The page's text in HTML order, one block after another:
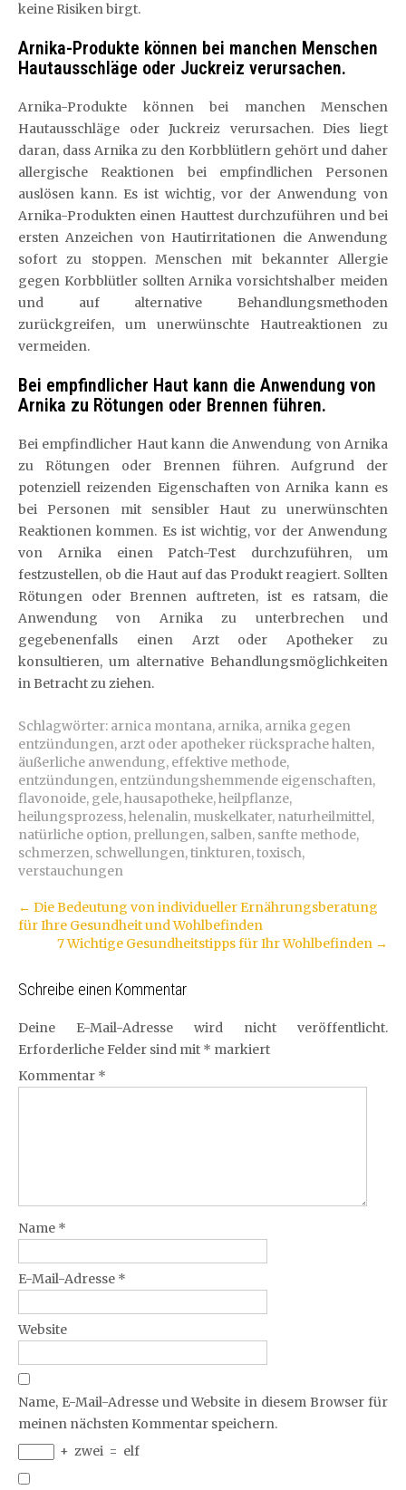
keine Risiken birgt.
Arnika-Produkte können bei manchen Menschen
Hautausschläge oder Juckreiz verursachen.
Arnika-Produkte können bei manchen Menschen
Hautausschläge oder Juckreiz verursachen. Dies liegt
daran, dass Arnika zu den Korbblütlern gehört und daher
allergische Reaktionen bei empfindlichen Personen
auslösen kann. Es ist wichtig, vor der Anwendung von
Arnika-Produkten einen Hauttest durchzuführen und bei
ersten Anzeichen von Hautirritationen die Anwendung
sofort zu stoppen. Menschen mit bekannter Allergie
gegen Korbblütler sollten Arnika vorsichtshalber meiden
und auf alternative Behandlungsmethoden
zurückgreifen, um unerwünschte Hautreaktionen zu
vermeiden.
Bei empfindlicher Haut kann die Anwendung von
Arnika zu Rötungen oder Brennen führen.
Bei empfindlicher Haut kann die Anwendung von Arnika
zu Rötungen oder Brennen führen. Aufgrund der
potenziell reizenden Eigenschaften von Arnika kann es
bei Personen mit sensibler Haut zu unerwünschten
Reaktionen kommen. Es ist wichtig, vor der Anwendung
von Arnika einen Patch-Test durchzuführen, um
festzustellen, ob die Haut auf das Produkt reagiert. Sollten
Rötungen oder Brennen auftreten, ist es ratsam, die
Anwendung von Arnika zu unterbrechen und
gegebenenfalls einen Arzt oder Apotheker zu
konsultieren, um alternative Behandlungsmöglichkeiten
in Betracht zu ziehen.
Schlagwörter: arnica montana, arnika, arnika gegen
entzündungen, arzt oder apotheker rücksprache halten,
äußerliche anwendung, effektive methode,
entzündungen, entzündungshemmende eigenschaften,
flavonoide, gele,hausapotheke,heilpflanze,
heilungsprozess,helenalin, muskelkater, naturheilmittel,
natürliche option, prellungen, salben, sanfte methode,
schmerzen, schwellungen,tinkturen,toxisch,
verstauchungen
Artikel-
Navigation
← Die Bedeutung von individueller Ernährungsberatung
für Ihre Gesundheit und Wohlbefinden
7 Wichtige Gesundheitstipps für Ihr Wohlbefinden →
Schreibe einen Kommentar
Deine E-Mail-Adresse wird nicht veröffentlicht.
Erforderliche Felder sind mit * markiert
Kommentar *
Name *
E-Mail-Adresse *
Website
Name, E-Mail-Adresse und Website in diesem Browser für
meinen nächsten Kommentar speichern.
+ zwei = elf